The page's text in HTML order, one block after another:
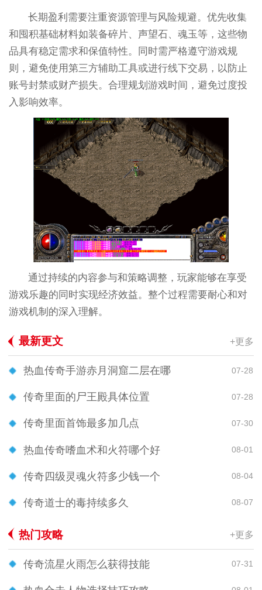
长期盈利需要注重资源管理与风险规避。优先收集
和囤积基础材料如装备碎片、声望石、魂玉等，这些物
品具有稳定需求和保值特性。同时需严格遵守游戏规
则，避免使用第三方辅助工具或进行线下交易，以防止
账号封禁或财产损失。合理规划游戏时间，避免过度投
入影响效率。
通过持续的内容参与和策略调整，玩家能够在享受
游戏乐趣的同时实现经济效益。整个过程需要耐心和对
游戏机制的深入理解。
最新更文 +更多
热血传奇手游赤月洞窟二层在哪 07-28
传奇里面的尸王殿具体位置 07-28
传奇里面首饰最多加几点 07-30
热血传奇嗜血术和火符哪个好 08-01
传奇四级灵魂火符多少钱一个 08-04
传奇道士的毒持续多久 08-07
热门攻略 +更多
传奇流星火雨怎么获得技能 07-31